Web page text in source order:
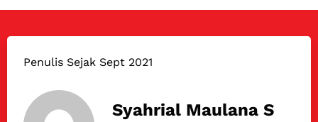
Penulis Sejak Sept 2021
Syahrial Maulana S